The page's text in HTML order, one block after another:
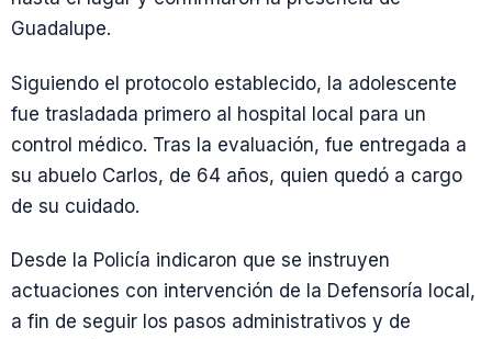
Guadalupe.
Siguiendo el protocolo establecido, la adolescente
fue trasladada primero al hospital local para un
control médico. Tras la evaluación, fue entregada a
su abuelo Carlos, de 64 años, quien quedó a cargo
de su cuidado.
Desde la Policía indicaron que se instruyen
actuaciones con intervención de la Defensoría local,
a fin de seguir los pasos administrativos y de